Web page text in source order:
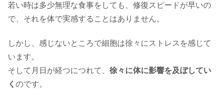
若い時は多少無理な食事をしても、修復スピードが早いの
で、それを体で実感することはありません。
しかし、感じないところで細胞は徐々にストレスを感じて
います。
そして月日が経つにつれて、 徐々に体に影響を及ぼしてい
く のです。